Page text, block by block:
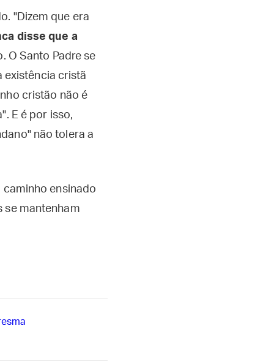
"Dizem que era
disse que a
O Santo Padre se
existência cristã
cristão não é
E é por isso,
não tolera a
caminho ensinado
se mantenham